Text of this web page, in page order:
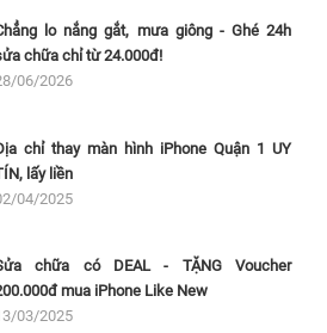
lo nắng gắt, mưa giông - Ghé 24h
chữa chỉ từ 24.000đ!
06/2026
chỉ thay màn hình iPhone Quận 1 UY
lấy liền
04/2025
chữa có DEAL - TẶNG Voucher
mua iPhone Like New
03/2025